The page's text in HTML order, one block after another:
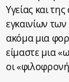
Υγείας και
εγκαινίων
ακόμα μια
είμαστε μια
οι